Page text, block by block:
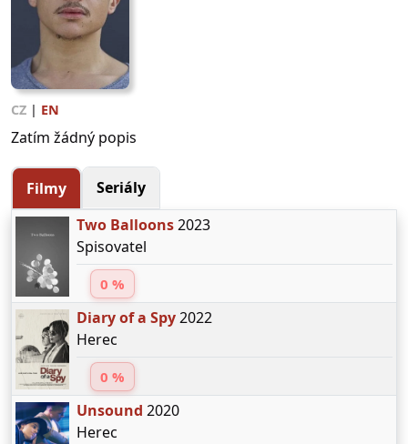
CZ | EN
Zatím žádný popis
Filmy
Seriály
Two Balloons2023
Spisovatel
0 %
Diary of a Spy2022
Herec
0 %
Unsound 2020
Herec